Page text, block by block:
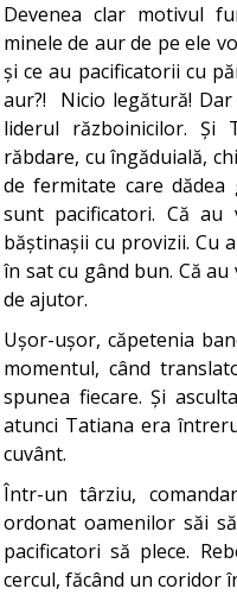
Devenea clar motivul
minele de aur de pe ele
și ce au pacificatorii cu
aur?! Nicio legătură!
liderul războinicilor. Și
răbdare, cu îngăduială,
de fermitate care
sunt pacificatori. Că
băștinașii cu provizii. Cu
în sat cu gând bun. Că
de ajutor.
Ușor-ușor, căpetenia
momentul, când
spunea fiecare. Și
atunci Tatiana era
cuvânt.
Într-un târziu,
ordonat oamenilor săi
pacificatori să plece.
cercul, făcând un coridor